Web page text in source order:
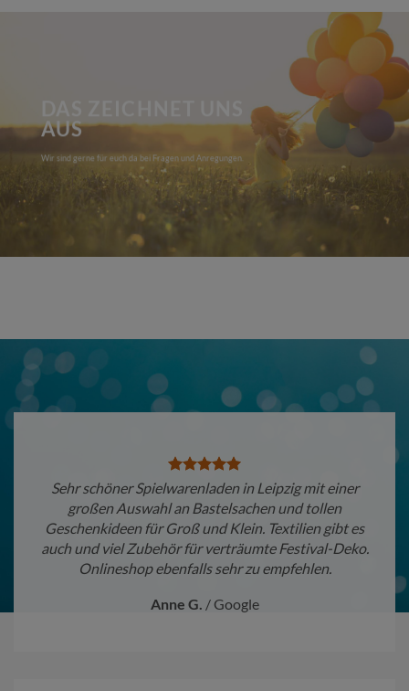
AUS
Wir sind gerne für euch da bei Fragen und Anregungen.
Sehr schöner Spielwarenladen in Leipzig mit einer
großen Auswahl an Bastelsachen und tollen
Geschenkideen für Groß und Klein. Textilien gibt es
auch und viel Zubehör für verträumte Festival-Deko.
Onlineshop ebenfalls sehr zu empfehlen.
Anne G. / Google